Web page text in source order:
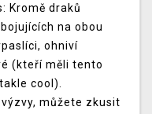
Kromě draků
na obou
ohniví
(kteří měli tento
cool).
můžete zkusit